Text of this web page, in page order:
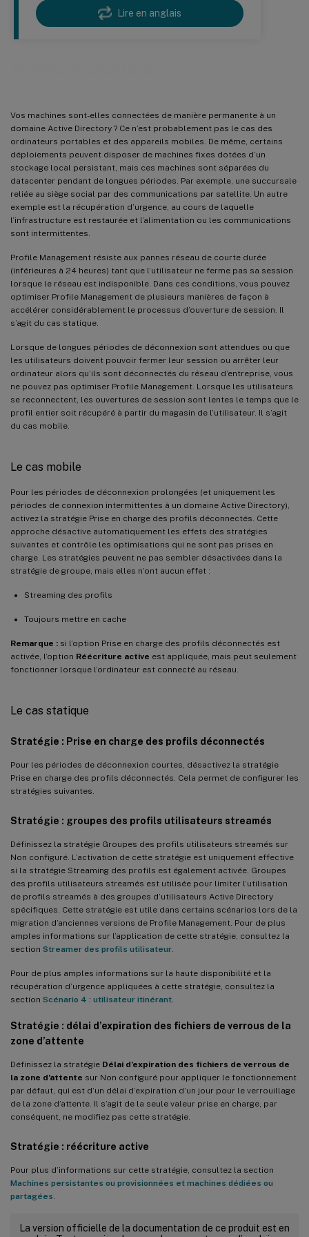
Lire en anglais
Vos machines sont-elles connectées de manière permanente à un
domaine Active Directory ? Ce n’est probablement pas le cas des
ordinateurs portables et des appareils mobiles. De même, certains
déploiements peuvent disposer de machines fixes dotées d’un
stockage local persistant, mais ces machines sont séparées du
datacenter pendant de longues périodes. Par exemple, une succursale
reliée au siège social par des communications par satellite. Un autre
exemple est la récupération d’urgence, au cours de laquelle
l’infrastructure est restaurée et l’alimentation ou les communications
sont intermittentes.
Profile Management résiste aux pannes réseau de courte durée
(inférieures à 24 heures) tant que l’utilisateur ne ferme pas sa session
lorsque le réseau est indisponible. Dans ces conditions, vous pouvez
optimiser Profile Management de plusieurs manières de façon à
accélérer considérablement le processus d’ouverture de session. Il
s’agit du cas statique.
Lorsque de longues périodes de déconnexion sont attendues ou que
les utilisateurs doivent pouvoir fermer leur session ou arrêter leur
ordinateur alors qu’ils sont déconnectés du réseau d’entreprise, vous
ne pouvez pas optimiser Profile Management. Lorsque les utilisateurs
se reconnectent, les ouvertures de session sont lentes le temps que le
profil entier soit récupéré à partir du magasin de l’utilisateur. Il s’agit
du cas mobile.
Le cas mobile
Pour les périodes de déconnexion prolongées (et uniquement les
périodes de connexion intermittentes à un domaine Active Directory),
activez la stratégie Prise en charge des profils déconnectés. Cette
approche désactive automatiquement les effets des stratégies
suivantes et contrôle les optimisations qui ne sont pas prises en
charge. Les stratégies peuvent ne pas sembler désactivées dans la
stratégie de groupe, mais elles n’ont aucun effet :
Streaming des profils
Toujours mettre en cache
Remarque : si l’option Prise en charge des profils déconnectés est
activée, l’option Réécriture active est appliquée, mais peut seulement
fonctionner lorsque l’ordinateur est connecté au réseau.
Le cas statique
Stratégie : Prise en charge des profils déconnectés
Pour les périodes de déconnexion courtes, désactivez la stratégie
Prise en charge des profils déconnectés. Cela permet de configurer les
stratégies suivantes.
Stratégie : groupes des profils utilisateurs streamés
Définissez la stratégie Groupes des profils utilisateurs streamés sur
Non configuré. L’activation de cette stratégie est uniquement effective
si la stratégie Streaming des profils est également activée. Groupes
des profils utilisateurs streamés est utilisée pour limiter l’utilisation
de profils streamés à des groupes d’utilisateurs Active Directory
spécifiques. Cette stratégie est utile dans certains scénarios lors de la
migration d’anciennes versions de Profile Management. Pour de plus
amples informations sur l’application de cette stratégie, consultez la
section Streamer des profils utilisateur
Pour de plus amples informations sur la haute disponibilité et la
récupération d’urgence appliquées à cette stratégie, consultez la
section Scénario 4 : utilisateur itinérant
Stratégie : délai d’expiration des fichiers de verrous de la
zone d’attente
Définissez la stratégie Délai d’expiration des fichiers de verrous de
la zone d’attente sur Non configuré pour appliquer le fonctionnement
par défaut, qui est d’un délai d’expiration d’un jour pour le verrouillage
de la zone d’attente. Il s’agit de la seule valeur prise en charge, par
conséquent, ne modifiez pas cette stratégie.
Stratégie : réécriture active
Pour plus d’informations sur cette stratégie, consultez la section
Machines persistantes ou provisionnées et machines dédiées ou
partagées
La version officielle de la documentation de ce produit est en